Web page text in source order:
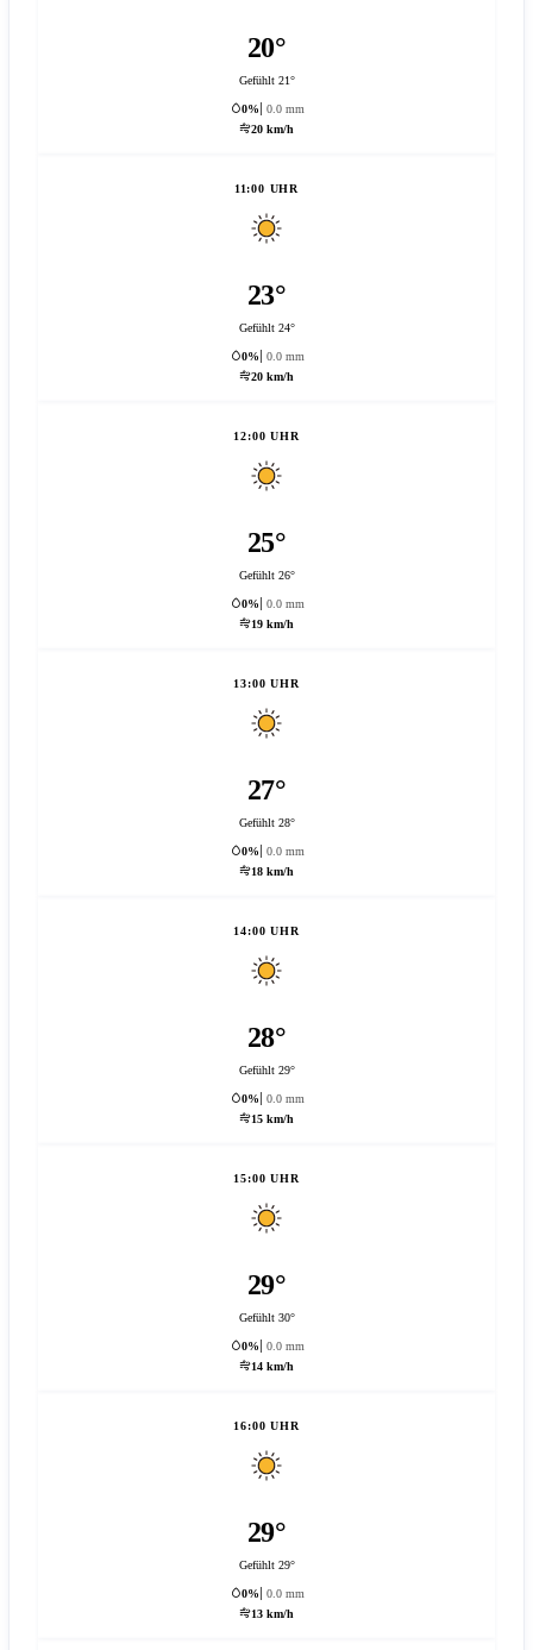
20°
Gefühlt 21°
0%
0.0 mm
20 km/h
11:00 UHR
23°
Gefühlt 24°
0%
0.0 mm
20 km/h
12:00 UHR
25°
Gefühlt 26°
0%
0.0 mm
19 km/h
13:00 UHR
27°
Gefühlt 28°
0%
0.0 mm
18 km/h
14:00 UHR
28°
Gefühlt 29°
0%
0.0 mm
15 km/h
15:00 UHR
29°
Gefühlt 30°
0%
0.0 mm
14 km/h
16:00 UHR
29°
Gefühlt 29°
0%
0.0 mm
13 km/h